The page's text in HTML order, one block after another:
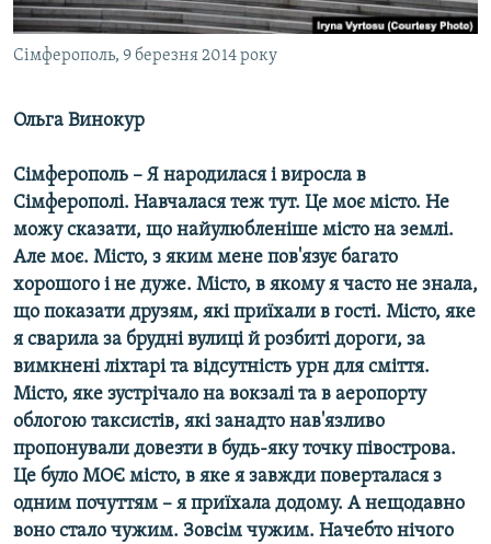
ВІДЕОУРОКИ «ELIFBE»
СВІДЧЕННЯ ОКУПАЦІЇ
Русский
Усі сайти RFE/RL
Сімферополь, 9 березня 2014 року
Ольга Винокур
Сімферополь – Я народилася і виросла в
Сімферополі. Навчалася теж тут. Це моє місто. Не
можу сказати, що найулюбленіше місто на землі.
Але моє. Місто, з яким мене пов'язує багато
хорошого і не дуже. Місто, в якому я часто не знала,
що показати друзям, які приїхали в гості. Місто, яке
я сварила за брудні вулиці й розбиті дороги, за
вимкнені ліхтарі та відсутність урн для сміття.
Місто, яке зустрічало на вокзалі та в аеропорту
облогою таксистів, які занадто нав'язливо
пропонували довезти в будь-яку точку півострова.
Це було МОЄ місто, в яке я завжди поверталася з
одним почуттям – я приїхала додому. А нещодавно
воно стало чужим. Зовсім чужим. Начебто нічого